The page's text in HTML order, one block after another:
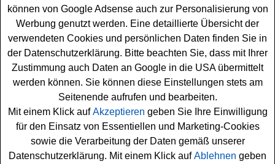
Anzeige:
können von Google Adsense auch zur Personalisierung von
Werbung genutzt werden. Eine detaillierte Übersicht der
verwendeten Cookies und persönlichen Daten finden Sie in
der Datenschutzerklärung. Bitte beachten Sie, dass mit Ihrer
Zustimmung auch Daten an Google in die USA übermittelt
werden können. Sie können diese Einstellungen stets am
Seitenende aufrufen und bearbeiten.
Mit einem Klick aufAkzeptieren geben Sie Ihre Einwilligung
für den Einsatz von Essentiellen und Marketing-Cookies
sowie die Verarbeitung der Daten gemäß unserer
Datenschutzerklärung. Mit einem Klick aufAblehnen geben